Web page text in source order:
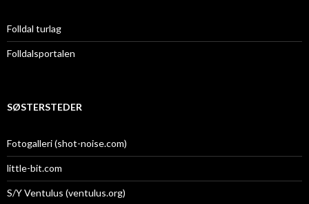
Folldal turlag
Folldalsportalen
SØSTERSTEDER
Fotogalleri (shot-noise.com)
little-bit.com
S/Y Ventulus (ventulus.org)